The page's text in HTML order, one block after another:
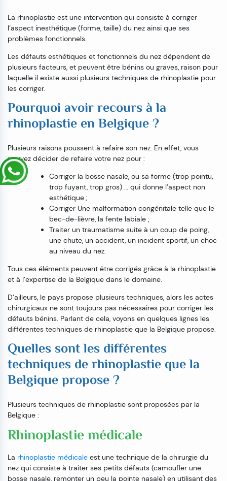
La rhinoplastie est une intervention qui consiste à corriger
l’aspect inesthétique (forme, taille) du nez ainsi que ses
problèmes fonctionnels.
Les défauts esthétiques et fonctionnels du nez dépendent de
plusieurs facteurs, et peuvent être bénins ou graves, raison pour
laquelle il existe aussi plusieurs techniques de rhinoplastie pour
les corriger.
Pourquoi avoir recours à la
rhinoplastie en Belgique ?
Plusieurs raisons poussent à refaire son nez. En effet, vous
pouvez décider de refaire votre nez pour :
Corriger la bosse nasale, ou sa forme (trop pointu,
trop fuyant, trop gros) … qui donne l’aspect non
esthétique ;
Corriger Une malformation congénitale telle que le
bec-de-lièvre, la fente labiale ;
Traiter un traumatisme suite à un coup de poing,
une chute, un accident, un incident sportif, un choc
au niveau du nez.
Tous ces éléments peuvent être corrigés grâce à la rhinoplastie
et à l’expertise de la Belgique dans le domaine.
D’ailleurs, le pays propose plusieurs techniques, alors les actes
chirurgicaux ne sont toujours pas nécessaires pour corriger les
défauts bénins. Parlant de cela, voyons en quelques lignes les
différentes techniques de rhinoplastie que la Belgique propose.
Quelles sont les différentes
techniques de rhinoplastie que la
Belgique propose ?
Plusieurs techniques de rhinoplastie sont proposées par la
Belgique :
Rhinoplastie médicale
La rhinoplastie médicale est une technique de la chirurgie du
nez qui consiste à traiter ses petits défauts (camoufler une
bosse nasale, remonter un peu la pointe nasale) en utilisant des